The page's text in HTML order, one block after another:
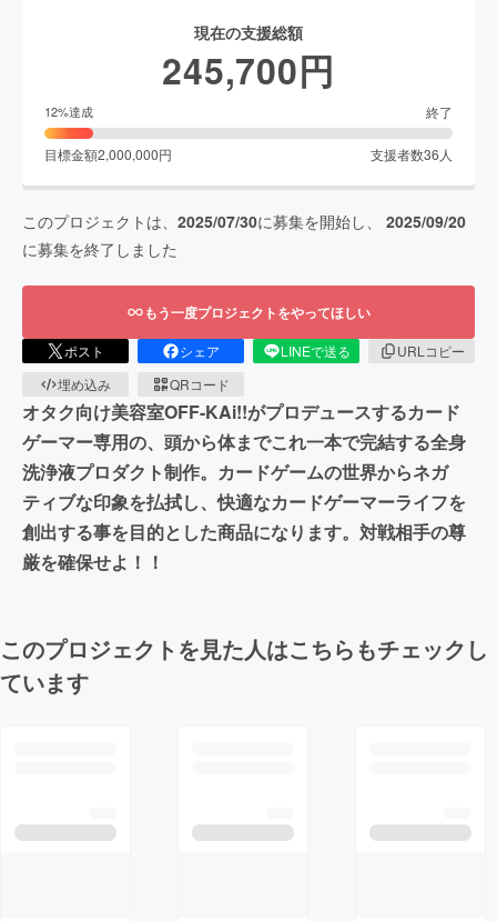
現在の支援総額
245,700円
12%達成 終了
目標金額2,000,000円 支援者数36 人
このプロジェクトは、 2025/07/30に募集を開始し、 2025/09/20
に募集を終了しました
もう一度プロジェクトをやってほしい
ポスト シェア LINEで送る
URLコピー
埋め込み
QRコード
オタク向け美容室OFF-KAi!!がプロデュースするカード
ゲーマー専用の、頭から体までこれ一本で完結する全身
洗浄液プロダクト制作。カードゲームの世界からネガ
ティブな印象を払拭し、快適なカードゲーマーライフを
創出する事を目的とした商品になります。対戦相手の尊
厳を確保せよ！！
このプロジェクトを見た人はこちらもチェックし
ています